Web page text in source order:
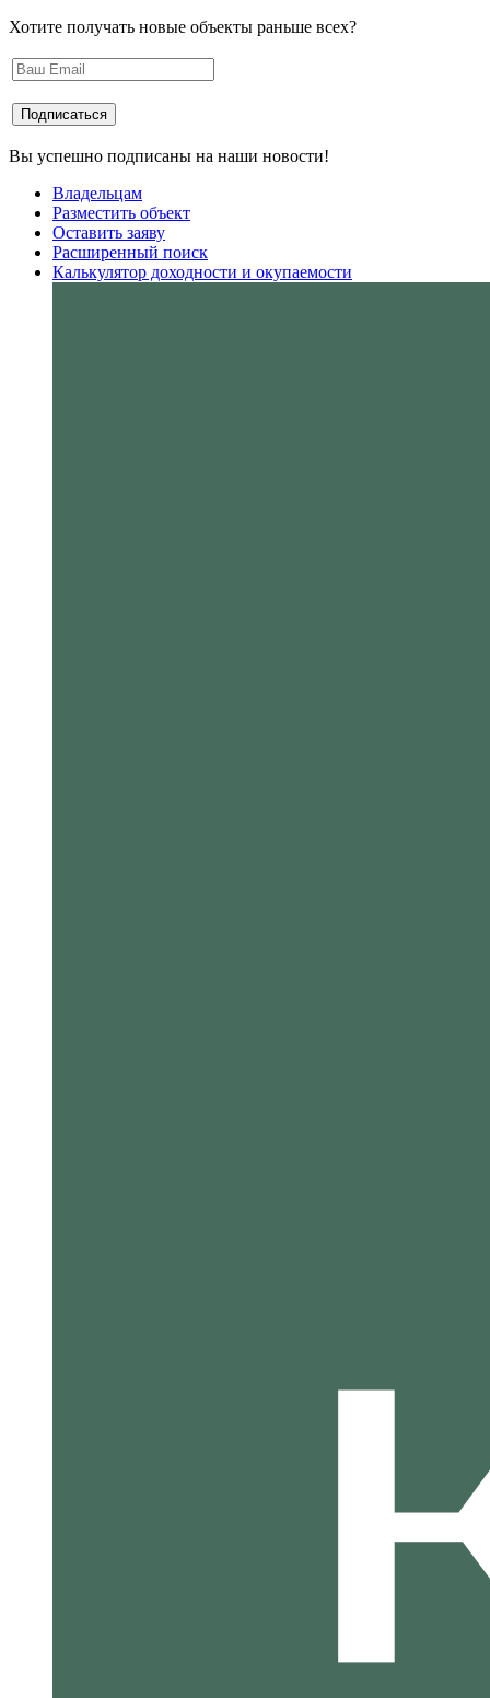
Хотите получать новые объекты раньше всех?
Вы успешно подписаны на наши новости!
Владельцам
Разместить объект
Оставить заяву
Расширенный поиск
Калькулятор доходности и окупаемости